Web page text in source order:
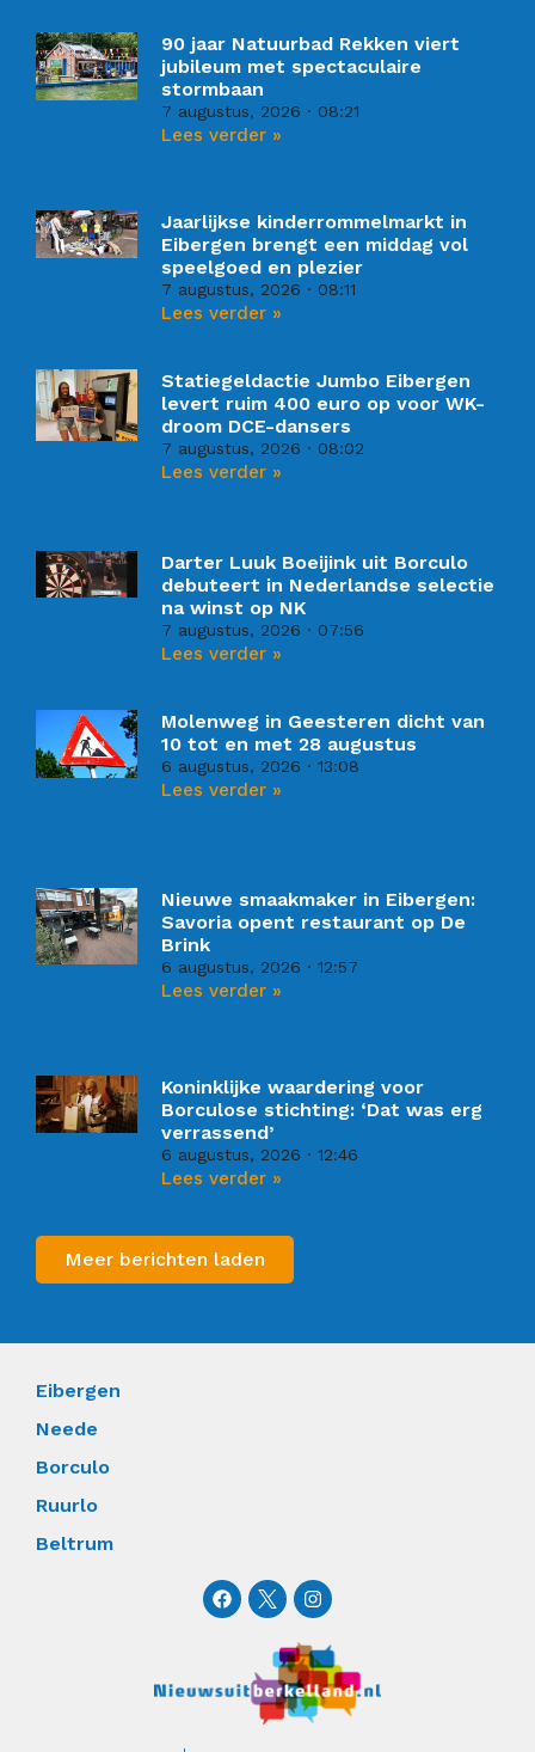
90 jaar Natuurbad Rekken viert
jubileum met spectaculaire
stormbaan
7 augustus, 2026 08:21
Lees verder »
Jaarlijkse kinderrommelmarkt in
Eibergen brengt een middag vol
speelgoed en plezier
7 augustus, 2026 08:11
Lees verder »
Statiegeldactie Jumbo Eibergen
levert ruim 400 euro op voor WK-
droom DCE-dansers
7 augustus, 2026 08:02
Lees verder »
Darter Luuk Boeijink uit Borculo
debuteert in Nederlandse selectie
na winst op NK
7 augustus, 2026 07:56
Lees verder »
Molenweg in Geesteren dicht van
10 tot en met 28 augustus
6 augustus, 2026 13:08
Lees verder »
Nieuwe smaakmaker in Eibergen:
Savoria opent restaurant op De
Brink
6 augustus, 2026 12:57
Lees verder »
Koninklijke waardering voor
Borculose stichting: ‘Dat was erg
verrassend’
6 augustus, 2026 12:46
Lees verder »
Meer berichten laden
Eibergen
Neede
Borculo
Ruurlo
Beltrum
F
a
c
o
o
I
n
s
t
a
g
r
a